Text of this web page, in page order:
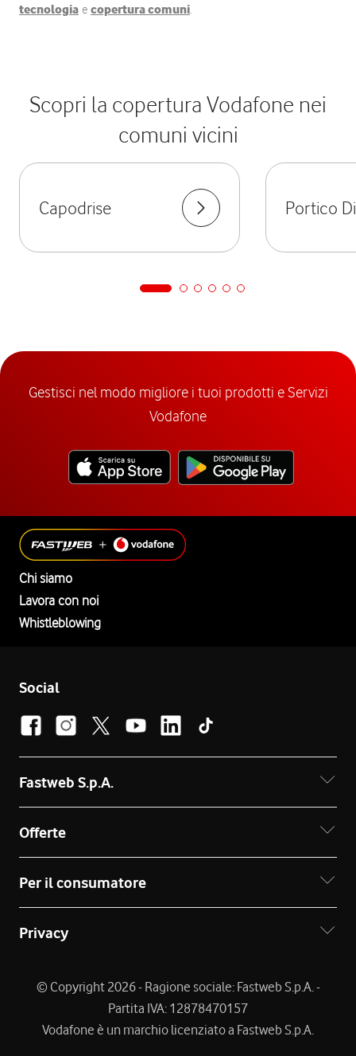
tecnologia e copertura comuni.
Scopri la copertura Vodafone nei
comuni vicini
Capodrise Portico
Gestisci nel modo migliore i tuoi prodotti e Servizi
Vodafone
Chi siamo
Lavora con noi
Whistleblowing
Social
Fastweb S.p.A.
Offerte
Per il consumatore
Privacy
© Copyright 2026 - Ragione sociale: Fastweb S.p.A. -
Partita IVA: 12878470157
Vodafone è un marchio licenziato a Fastweb S.p.A.